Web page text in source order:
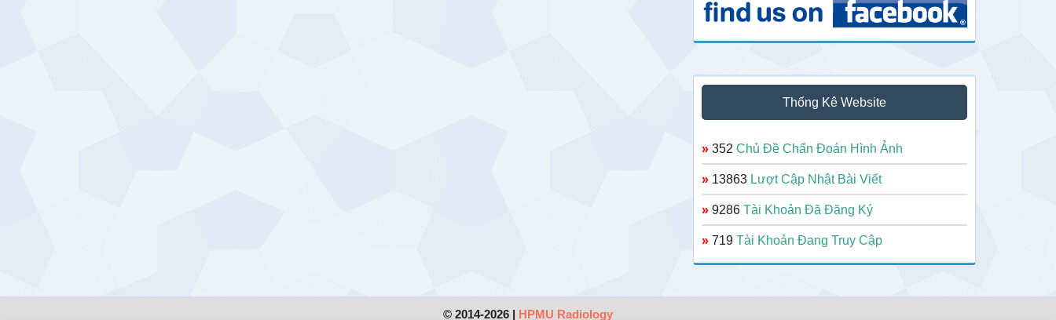
Thống Kê Website
» 352 Chủ Đề Chẩn Đoán Hình Ảnh
» 13863 Lượt Cập Nhật Bài Viết
» 9286 Tài Khoản Đã Đăng Ký
» 719 Tài Khoản Đang Truy Cập
© 2014-2026 | HPMU Radiology